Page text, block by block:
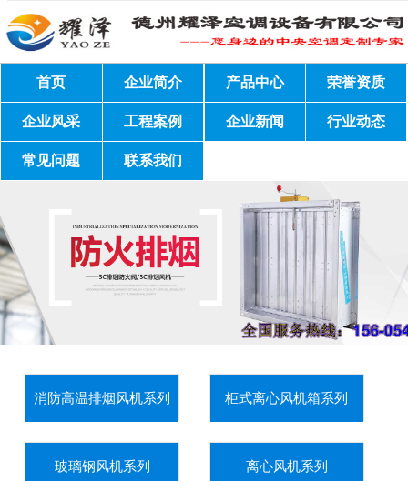
首页 企业简介 产品中心 荣誉资质
企业风采 工程案例 企业新闻 行业动态
常见问题 联系我们
消防高温排烟风机系列 柜式离心风机箱系列
玻璃钢风机系列 离心风机系列